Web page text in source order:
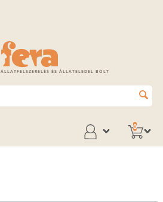
ÁLLATFELSZERELÉS ÉS ÁLLATELEDEL BOLT
0